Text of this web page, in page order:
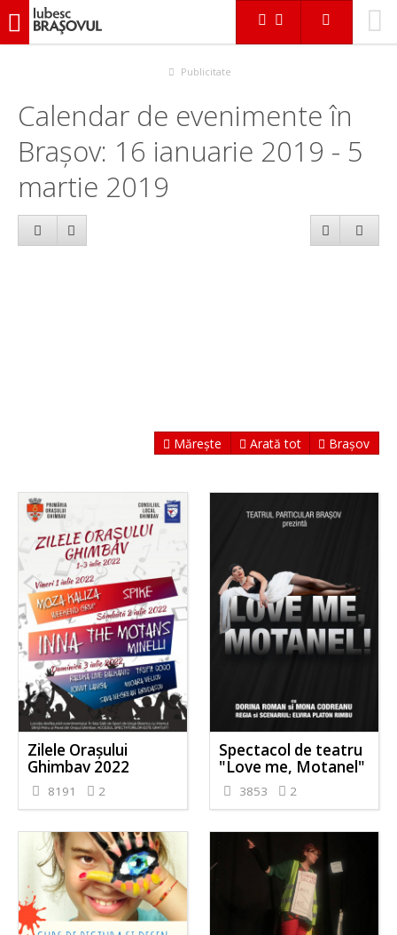
iubescbraşovul.ro
Publicitate
Calendar de evenimente în
Brașov: 16 ianuarie 2019 - 5
martie 2019
Mărește Arată tot Brașov
Zilele Orașului
Ghimbav 2022
8191 2
Spectacol de teatru
"Love me, Motanel"
3853 2